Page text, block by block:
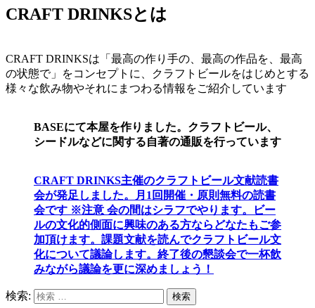
有
CRAFT DRINKSとは
CRAFT DRINKSは「最高の作り手の、最高の作品を、最高
の状態で」をコンセプトに、クラフトビールをはじめとする
様々な飲み物やそれにまつわる情報をご紹介しています
BASEにて本屋を作りました。クラフトビール、
シードルなどに関する自著の通販を行っています
CRAFT DRINKS主催のクラフトビール文献読書
会が発足しました。
月1回開催・原則無料の読書
会です ※注意 会の間はシラフでやります。
ビー
ルの文化的側面に興味のある方ならどなたもご参
加頂けます。 課題文献を読んでクラフトビール文
化について議論します。 終了後の懇談会で一杯飲
みながら議論を更に深めましょう！
検索: 検索